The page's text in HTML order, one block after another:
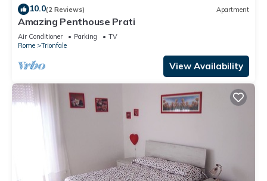
10.0(2 Reviews) Apartment
Amazing Penthouse Prati
Air Conditioner Parking
TV
Rome
Trionfale
View Availability